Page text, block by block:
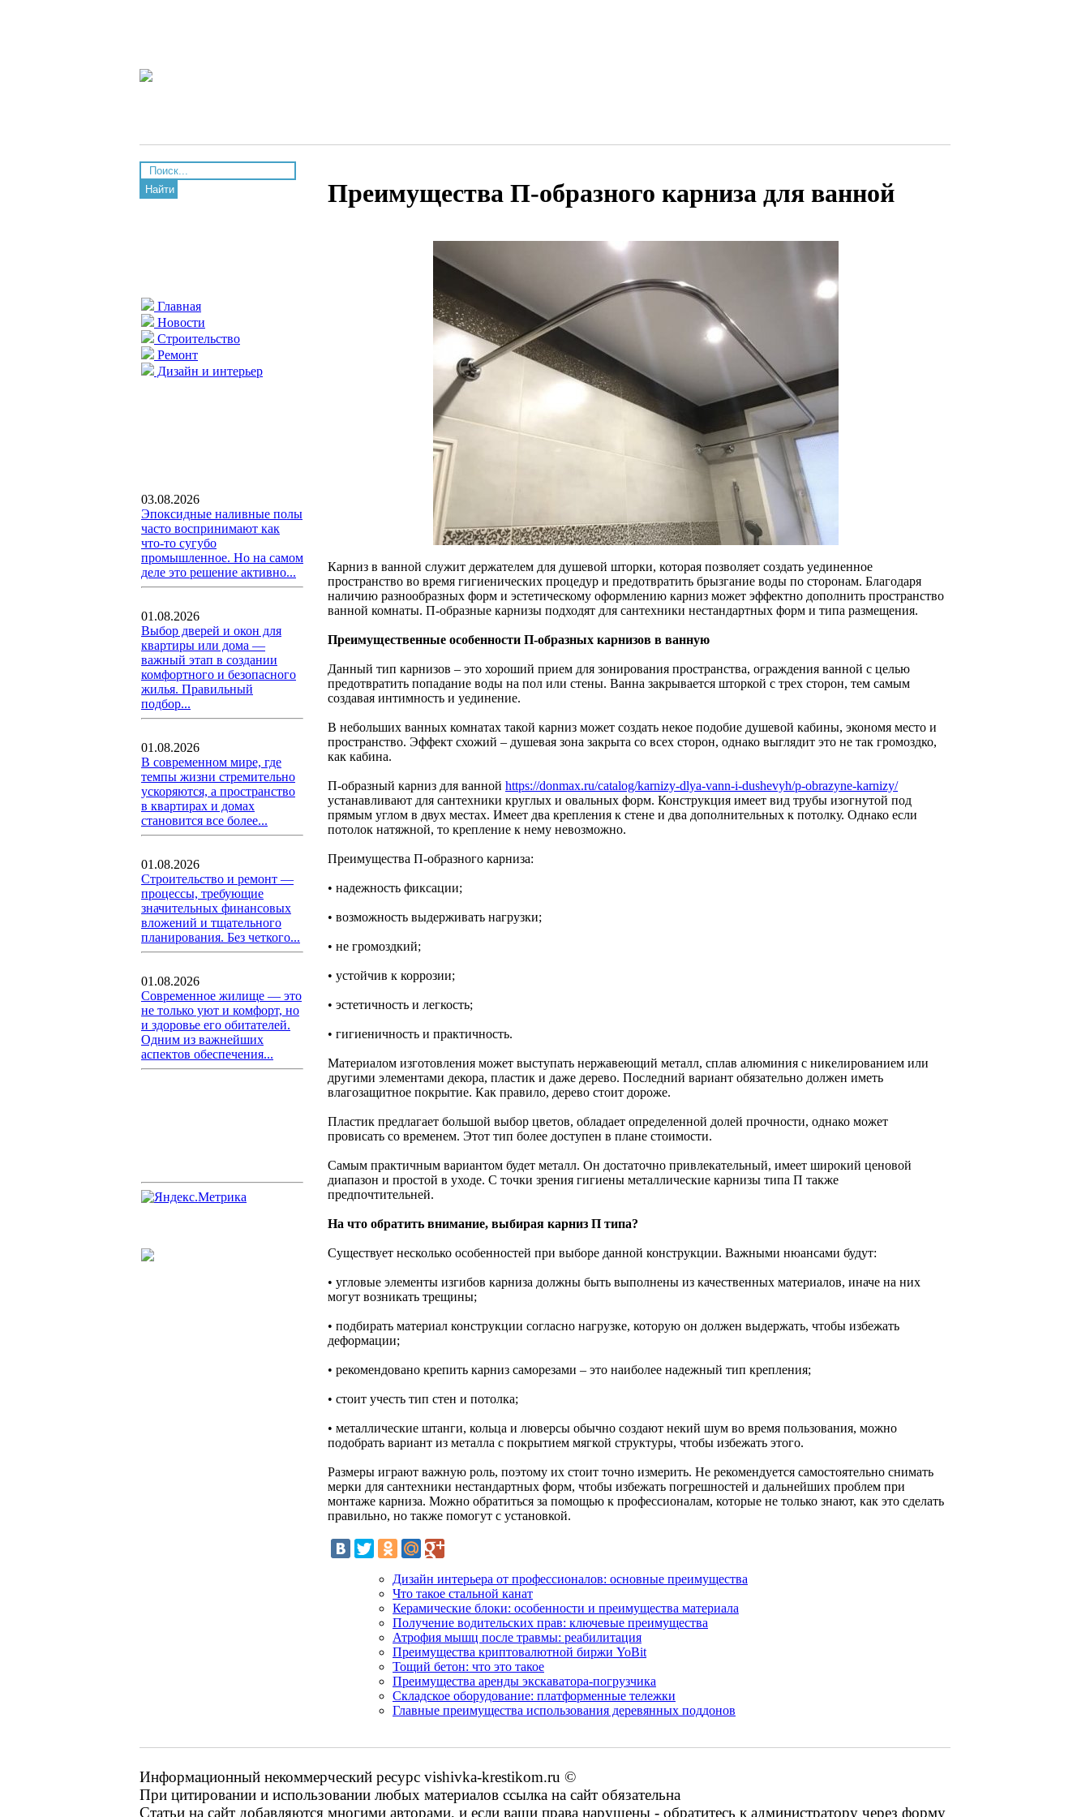
Найти
Главная
Новости
Строительство
Ремонт
Дизайн и интерьер
03.08.2026
Эпоксидные наливные полы
часто воспринимают как
что-то сугубо
промышленное. Но на самом
деле это решение активно...
01.08.2026
Выбор дверей и окон для
квартиры или дома —
важный этап в создании
комфортного и безопасного
жилья. Правильный
подбор...
01.08.2026
В современном мире, где
темпы жизни стремительно
ускоряются, а пространство
в квартирах и домах
становится все более...
01.08.2026
Строительство и ремонт —
процессы, требующие
значительных финансовых
вложений и тщательного
планирования. Без четкого...
01.08.2026
Современное жилище — это
не только уют и комфорт, но
и здоровье его обитателей.
Одним из важнейших
аспектов обеспечения...
Преимущества П-образного карниза для ванной
Карниз в ванной служит держателем для душевой шторки, которая позволяет создать уединенное
пространство во время гигиенических процедур и предотвратить брызгание воды по сторонам. Благодаря
наличию разнообразных форм и эстетическому оформлению карниз может эффектно дополнить пространство
ванной комнаты. П-образные карнизы подходят для сантехники нестандартных форм и типа размещения.
Преимущественные особенности П-образных карнизов в ванную
Данный тип карнизов – это хороший прием для зонирования пространства, ограждения ванной с целью
предотвратить попадание воды на пол или стены. Ванна закрывается шторкой с трех сторон, тем самым
создавая интимность и уединение.
В небольших ванных комнатах такой карниз может создать некое подобие душевой кабины, экономя место и
пространство. Эффект схожий – душевая зона закрыта со всех сторон, однако выглядит это не так громоздко,
как кабина.
П-образный карниз для ванной https://donmax.ru/catalog/karnizy-dlya-vann-i-dushevyh/p-obrazyne-karnizy/
устанавливают для сантехники круглых и овальных форм. Конструкция имеет вид трубы изогнутой под
прямым углом в двух местах. Имеет два крепления к стене и два дополнительных к потолку. Однако если
потолок натяжной, то крепление к нему невозможно.
Преимущества П-образного карниза:
• надежность фиксации;
• возможность выдерживать нагрузки;
• не громоздкий;
• устойчив к коррозии;
• эстетичность и легкость;
• гигиеничность и практичность.
Материалом изготовления может выступать нержавеющий металл, сплав алюминия с никелированием или
другими элементами декора, пластик и даже дерево. Последний вариант обязательно должен иметь
влагозащитное покрытие. Как правило, дерево стоит дороже.
Пластик предлагает большой выбор цветов, обладает определенной долей прочности, однако может
провисать со временем. Этот тип более доступен в плане стоимости.
Самым практичным вариантом будет металл. Он достаточно привлекательный, имеет широкий ценовой
диапазон и простой в уходе. С точки зрения гигиены металлические карнизы типа П также
предпочтительней.
На что обратить внимание, выбирая карниз П типа?
Существует несколько особенностей при выборе данной конструкции. Важными нюансами будут:
• угловые элементы изгибов карниза должны быть выполнены из качественных материалов, иначе на них
могут возникать трещины;
• подбирать материал конструкции согласно нагрузке, которую он должен выдержать, чтобы избежать
деформации;
• рекомендовано крепить карниз саморезами – это наиболее надежный тип крепления;
• стоит учесть тип стен и потолка;
• металлические штанги, кольца и люверсы обычно создают некий шум во время пользования, можно
подобрать вариант из металла с покрытием мягкой структуры, чтобы избежать этого.
Размеры играют важную роль, поэтому их стоит точно измерить. Не рекомендуется самостоятельно снимать
мерки для сантехники нестандартных форм, чтобы избежать погрешностей и дальнейших проблем при
монтаже карниза. Можно обратиться за помощью к профессионалам, которые не только знают, как это сделать
правильно, но также помогут с установкой.
Дизайн интерьера от профессионалов: основные преимущества
Что такое стальной канат
Керамические блоки: особенности и преимущества материала
Получение водительских прав: ключевые преимущества
Атрофия мышц после травмы: реабилитация
Преимущества криптовалютной биржи YoBit
Тощий бетон: что это такое
Преимущества аренды экскаватора-погрузчика
Складское оборудование: платформенные тележки
Главные преимущества использования деревянных поддонов
Информационный некоммерческий ресурс vishivka-krestikom.ru ©
При цитировании и использовании любых материалов ссылка на сайт обязательна
Статьи на сайт добавляются многими авторами, и если ваши права нарушены - обратитесь к администратору через форму